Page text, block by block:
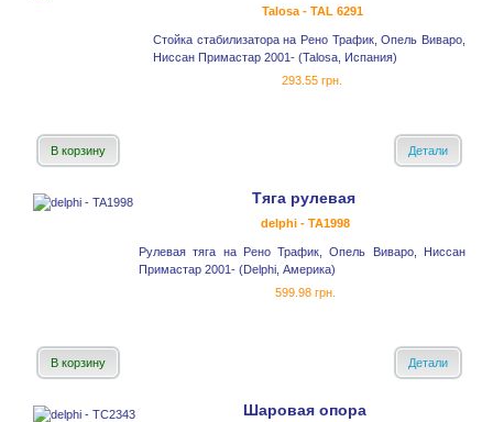
Talosa - TAL 6291
Стойка стабилизатора на Рено Трафик, Опель Виваро,
Ниссан Примастар 2001- (Talosa, Испания)
293.55 грн.
В корзину Детали
Тяга рулевая
delphi - TA1998
Рулевая тяга на Рено Трафик, Опель Виваро, Ниссан
Примастар 2001- (Delphi, Америка)
599.98 грн.
В корзину Детали
Шаровая опора